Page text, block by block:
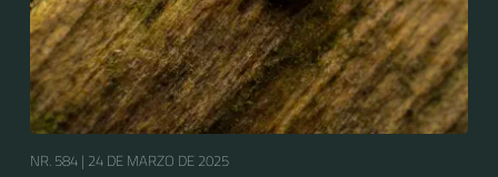
NR. 584 | 24 DE MARZO DE 2025